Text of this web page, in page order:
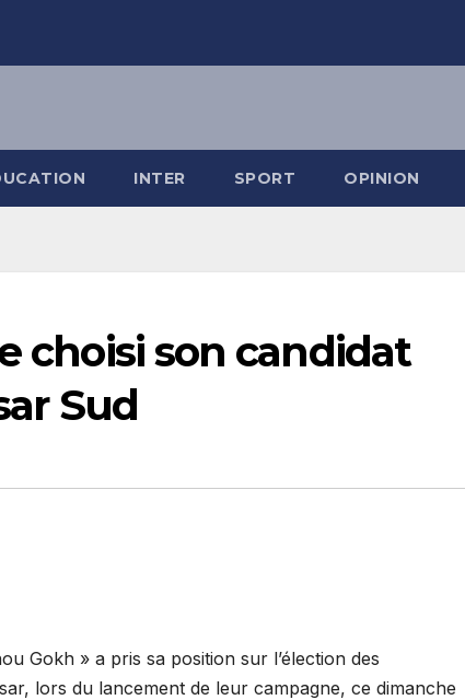
INTER SPORT OPINION
choisi son candidat
Sud
Gokh » a pris sa position sur l’élection des
lors du lancement de leur campagne, ce dimanche